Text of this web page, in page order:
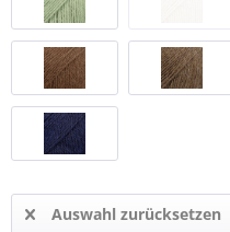
Auswahl zurücksetzen